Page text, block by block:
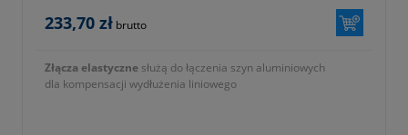
233,70 zł brutto
Złącza elastyczne służą do łączenia szyn aluminiowych
dla kompensacji wydłużenia liniowego